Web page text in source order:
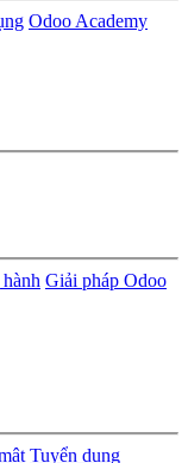
Odoo Academy
Giải pháp Odoo
Tuyển dụng